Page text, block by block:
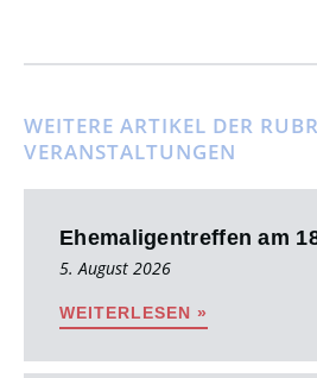
WEITERE ARTIKEL DER
VERANSTALTUNGEN
Ehemaligentreffen am
5. August 2026
WEITERLESEN »